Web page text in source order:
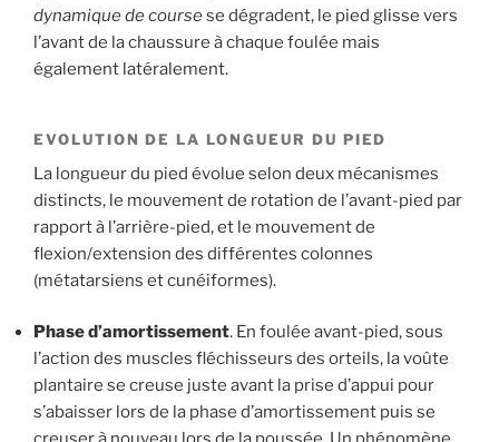
dynamique de coursese dégradent, le pied glisse vers
l’avant de la chaussure à chaque foulée mais
également latéralement.
EVOLUTION DE LA LONGUEUR DU PIED
La longueur du pied évolue selon deux mécanismes
distincts, le mouvement de rotation de l’avant-pied par
rapport à l’arrière-pied, et le mouvement de
flexion/extension des différentes colonnes
(métatarsiens et cunéiformes).
Phase d’amortissement. En foulée avant-pied, sous
l’action des muscles fléchisseurs des orteils, la voûte
plantaire se creuse juste avant la prise d’appui pour
s’abaisser lors de la phase d’amortissement puis se